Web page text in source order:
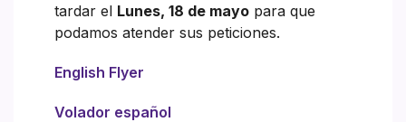
tardar el Lunes, 18 de mayo para que
podamos atender sus peticiones.
English Flyer
Volador español